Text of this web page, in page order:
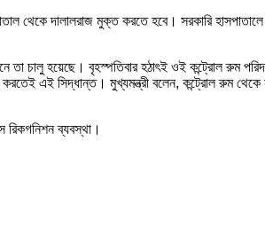
থেকে দালালরাজ মুক্ত করতে হবে। সরকারি হাসপাতালে
তা চালু হয়েছে। বৃহস্পতিবার হঠাৎই ওই কন্ট্রোল রুম
এই সিদ্ধান্ত। মুখ্যমন্ত্রী বলেন, কন্ট্রোল রুম থেকে
রিকগনিশন ব্যবস্থা।